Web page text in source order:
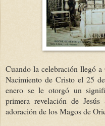
Cuando la celebración llegó a
Nacimiento de Cristo el 25
enero se le otorgó un
primera revelación de
adoración de los Magos de